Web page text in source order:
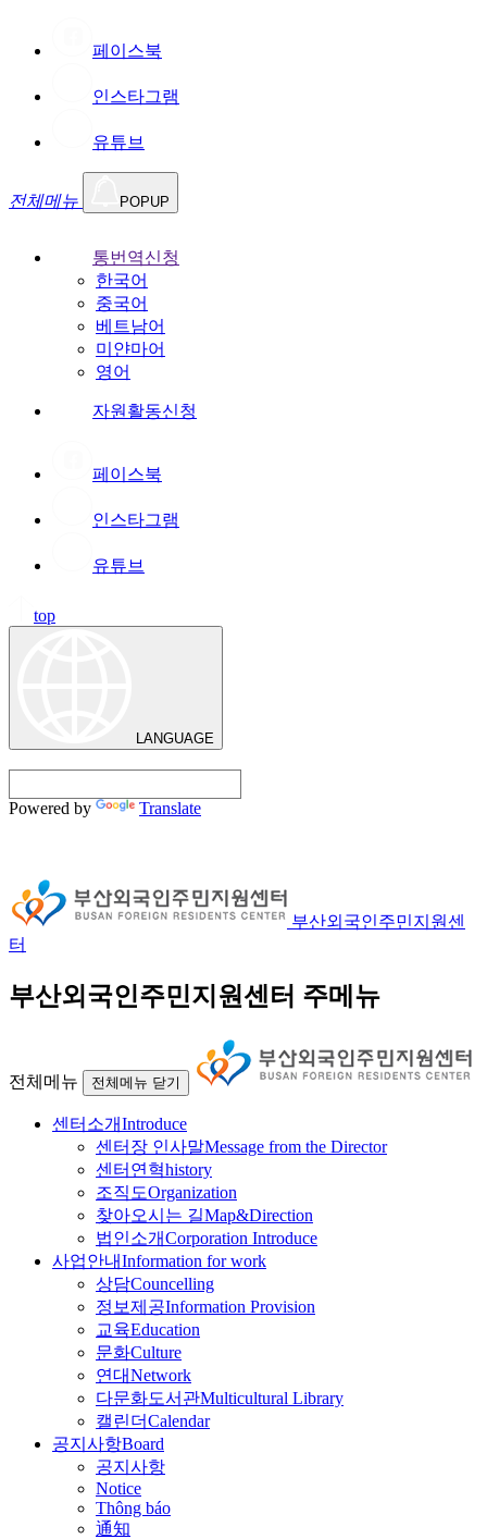
페이스북
인스타그램
유튜브
전체메뉴 POPUP
통번역신청
한국어
중국어
베트남어
미얀마어
영어
자원활동신청
페이스북
인스타그램
유튜브
top
LANGUAGE
Powered by Translate
부산외국인주민지원센
터
부산외국인주민지원센터 주메뉴
전체메뉴 전체메뉴 닫기
센터소개Introduce
센터장 인사말Message from the Director
센터연혁history
조직도Organization
찾아오시는 길Map&Direction
법인소개Corporation Introduce
사업안내Information for work
상담Councelling
정보제공Information Provision
교육Education
문화Culture
연대Network
다문화도서관Multicultural Library
캘린더Calendar
공지사항Board
공지사항
Notice
Thông báo
通知